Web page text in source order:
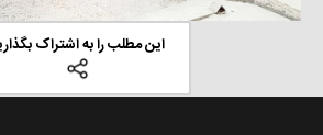
این مطلب را به اشتراک